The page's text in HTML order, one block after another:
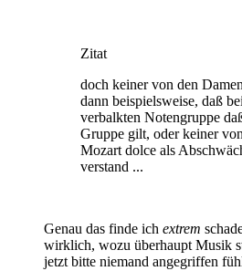
Zitat
doch keiner von den
dann beispielsweise, daß
verbalkten Notengruppe
Gruppe gilt, oder keiner
Mozart dolce als
verstand ...
Genau das finde ich extrem
wirklich, wozu überhaupt Musik
jetzt bitte niemand angegriffen